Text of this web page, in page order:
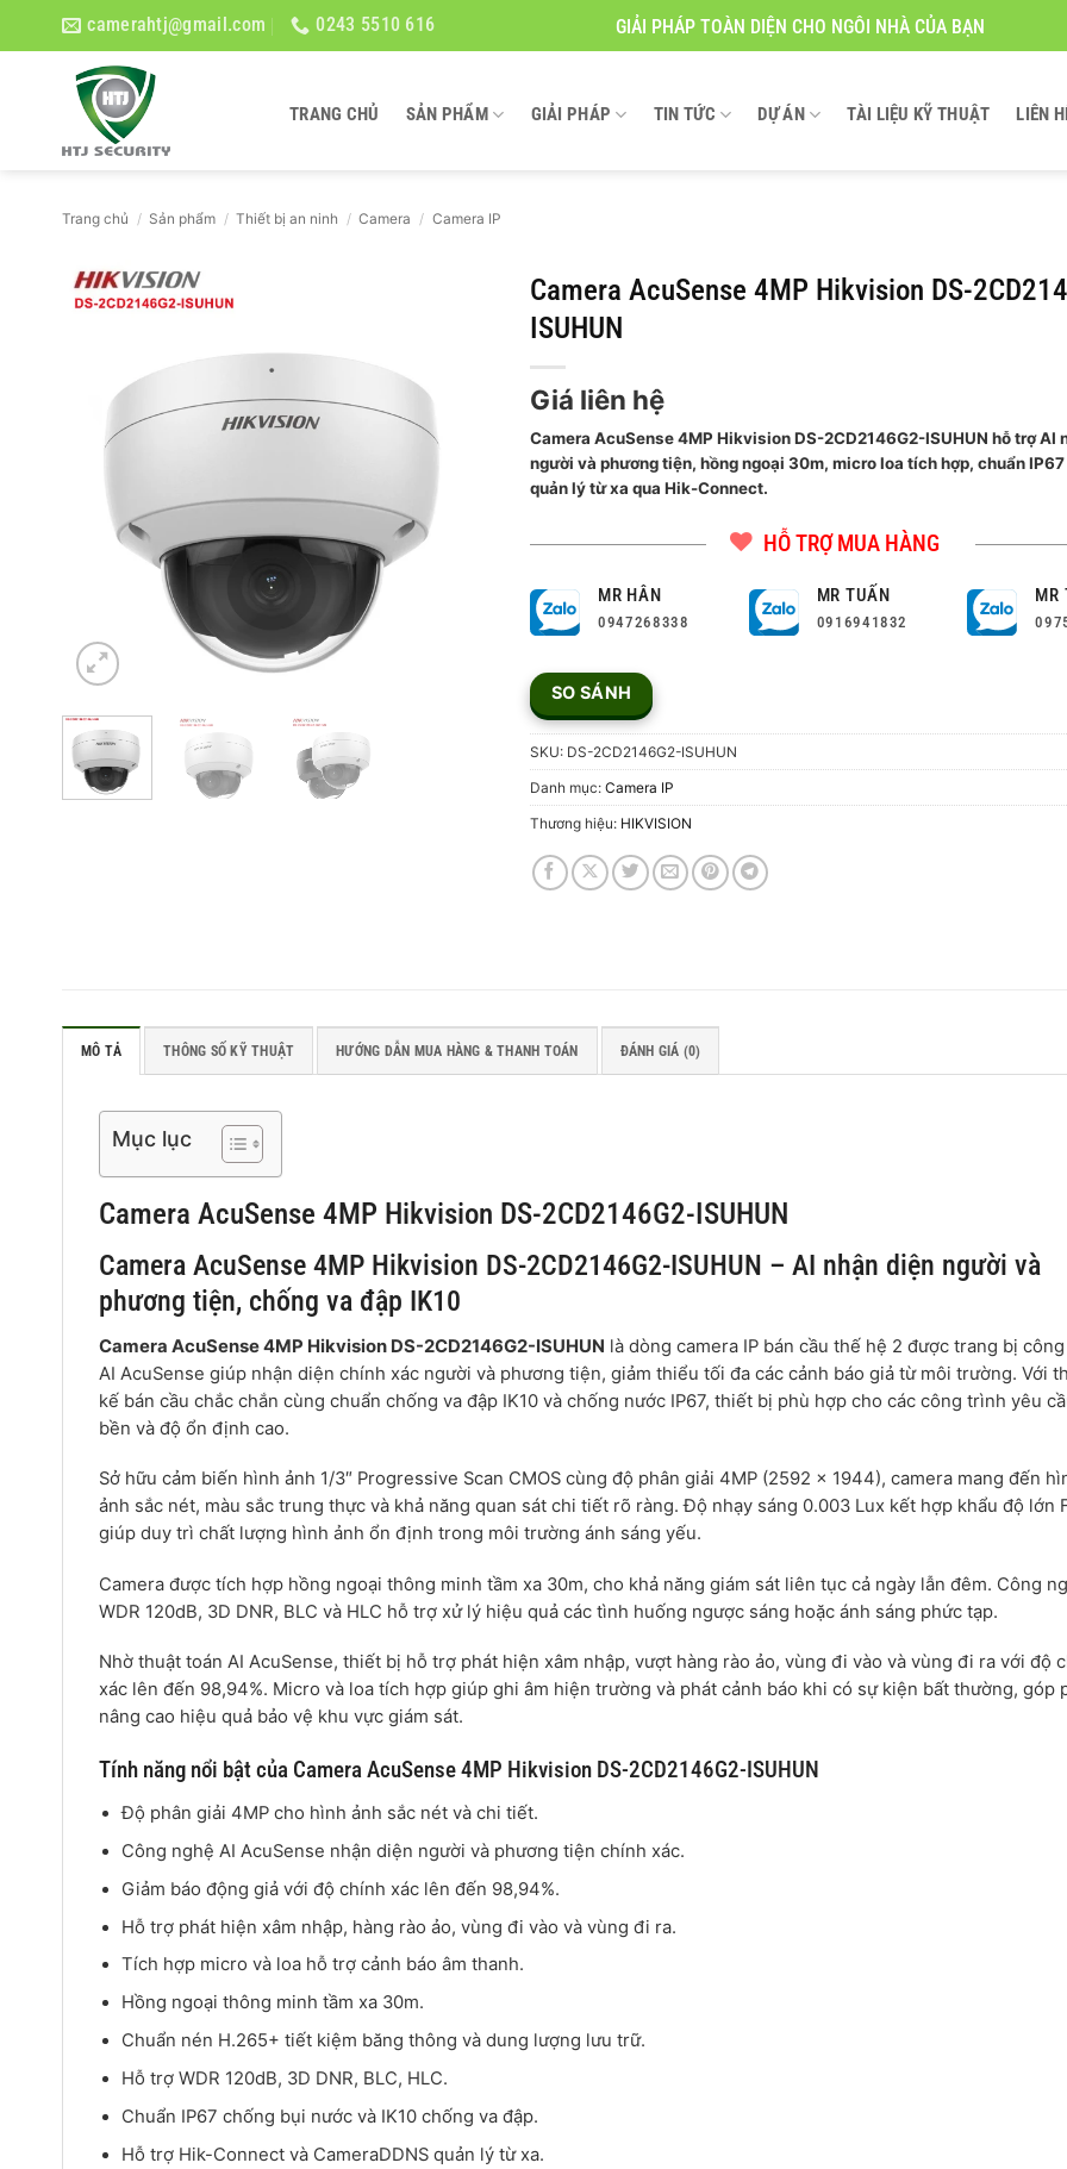
camerahtj@gmail.com 0243 5510 616 GIẢI PHÁP TOÀN DIỆN CHO NGÔI NHÀ CỦA BẠN
TRANG CHỦ SẢN PHẨM GIẢI PHÁP TIN TỨC DỰ ÁN TÀI LIỆU KỸ THUẬT LIÊN
Trang chủ / Sản phẩm / Thiết bị an ninh / Camera / Camera IP
Camera AcuSense 4MP Hikvision DS-
ISUHUN
Giá liên hệ
Camera AcuSense 4MP Hikvision DS-2CD2146G2-ISUHUN hỗ trợ AI
người và phương tiện, hồng ngoại 30m, micro loa tích hợp, chuẩn IP67
quản lý từ xa qua Hik-Connect.
HỖ TRỢ MUA HÀNG
MR HÂN
0947268338
MR TUẤN
0916941832
MR
SO SÁNH
SKU: DS-2CD2146G2-ISUHUN
Danh mục:Camera IP
Thương hiệu: HIKVISION
MÔ TẢ THÔNG SỐ KỸ THUẬT HƯỚNG DẪN MUA HÀNG & THANH TOÁN ĐÁNH GIÁ (0)
Mục lục
Camera AcuSense 4MP Hikvision DS-2CD2146G2-ISUHUN
Camera AcuSense 4MP Hikvision DS-2CD2146G2-ISUHUN – AI nhận diện người và
phương tiện, chống va đập IK10
Camera AcuSense 4MP Hikvision DS-2CD2146G2-ISUHUN là dòng camera IP bán cầu thế hệ 2 được trang bị
AI AcuSense giúp nhận diện chính xác người và phương tiện, giảm thiểu tối đa các cảnh báo giả từ môi trường. Với
kế bán cầu chắc chắn cùng chuẩn chống va đập IK10 và chống nước IP67, thiết bị phù hợp cho các công trình yêu
bền và độ ổn định cao.
Sở hữu cảm biến hình ảnh 1/3″ Progressive Scan CMOS cùng độ phân giải 4MP (2592 × 1944), camera mang đến
ảnh sắc nét, màu sắc trung thực và khả năng quan sát chi tiết rõ ràng. Độ nhạy sáng 0.003 Lux kết hợp khẩu độ lớn
giúp duy trì chất lượng hình ảnh ổn định trong môi trường ánh sáng yếu.
Camera được tích hợp hồng ngoại thông minh tầm xa 30m, cho khả năng giám sát liên tục cả ngày lẫn đêm. Công
WDR 120dB, 3D DNR, BLC và HLC hỗ trợ xử lý hiệu quả các tình huống ngược sáng hoặc ánh sáng phức tạp.
Nhờ thuật toán AI AcuSense, thiết bị hỗ trợ phát hiện xâm nhập, vượt hàng rào ảo, vùng đi vào và vùng đi ra với độ
xác lên đến 98,94%. Micro và loa tích hợp giúp ghi âm hiện trường và phát cảnh báo khi có sự kiện bất thường, góp
nâng cao hiệu quả bảo vệ khu vực giám sát.
Tính năng nổi bật của Camera AcuSense 4MP Hikvision DS-2CD2146G2-ISUHUN
Độ phân giải 4MP cho hình ảnh sắc nét và chi tiết.
Công nghệ AI AcuSense nhận diện người và phương tiện chính xác.
Giảm báo động giả với độ chính xác lên đến 98,94%.
Hỗ trợ phát hiện xâm nhập, hàng rào ảo, vùng đi vào và vùng đi ra.
Tích hợp micro và loa hỗ trợ cảnh báo âm thanh.
Hồng ngoại thông minh tầm xa 30m.
Chuẩn nén H.265+ tiết kiệm băng thông và dung lượng lưu trữ.
Hỗ trợ WDR 120dB, 3D DNR, BLC, HLC.
Chuẩn IP67 chống bụi nước và IK10 chống va đập.
Hỗ trợ Hik-Connect và CameraDDNS quản lý từ xa.